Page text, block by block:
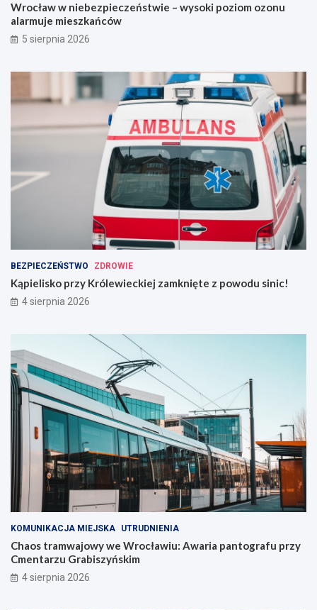
Wrocław w niebezpieczeństwie – wysoki poziom ozonu
alarmuje mieszkańców
5 sierpnia 2026
BEZPIECZEŃSTWO ZDROWIE
Kąpielisko przy Królewieckiej zamknięte z powodu sinic!
4 sierpnia 2026
KOMUNIKACJA MIEJSKA UTRUDNIENIA
Chaos tramwajowy we Wrocławiu: Awaria pantografu przy
Cmentarzu Grabiszyńskim
4 sierpnia 2026